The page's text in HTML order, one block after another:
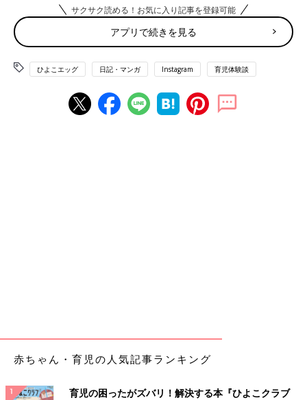
サクサク読める！お気に入り記事を登録可能
アプリで続きを見る
ひよこエッグ 日記・マンガ Instagram 育児体験談
赤ちゃん・育児の人気記事ランキング
育児の困ったがズバリ！解決する本『ひよこクラブ